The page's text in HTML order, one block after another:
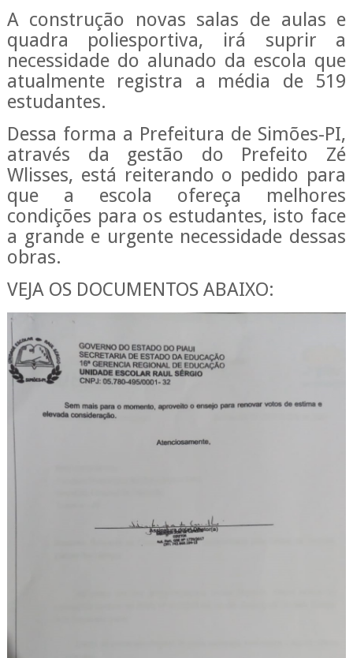
A construção novas salas de aulas e
quadra poliesportiva, irá suprir a
necessidade do alunado da escola que
atualmente registra a média de 519
estudantes.
Dessa forma a Prefeitura de Simões-PI,
através da gestão do Prefeito Zé
Wlisses, está reiterando o pedido para
que a escola ofereça melhores
condições para os estudantes, isto face
a grande e urgente necessidade dessas
obras.
VEJA OS DOCUMENTOS ABAIXO: